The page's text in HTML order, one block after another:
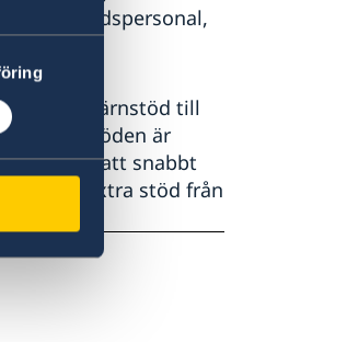
sjukvårdspersonal,
vi stora kärnstöd till
Stöden är
att snabbt
och extra stöd från